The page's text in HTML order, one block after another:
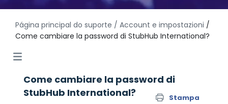
Página principal do suporte / Account e impostazioni /
Come cambiare la password di StubHub International?
Come cambiare la password di
StubHub International?
Stampa